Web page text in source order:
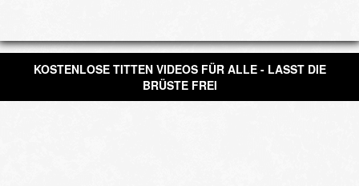
KOSTENLOSE TITTEN VIDEOS FÜR ALLE - LASST DIE
BRÜSTE FREI